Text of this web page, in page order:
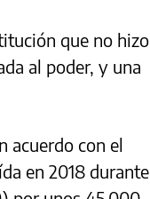
que no hizo
al poder, y una
acuerdo con el
en 2018 durante